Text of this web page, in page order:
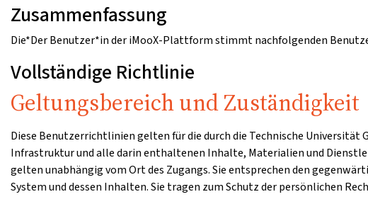
Zusammenfassung
Die*Der Benutzer*in der iMooX-Plattform stimmt nachfolgenden
Vollständige Richtlinie
Geltungsbereich und Zuständigkeit
Diese Benutzerrichtlinien gelten für die durch die Technische
Infrastruktur und alle darin enthaltenen Inhalte, Materialien und
gelten unabhängig vom Ort des Zugangs. Sie entsprechen den
System und dessen Inhalten. Sie tragen zum Schutz der persönlichen